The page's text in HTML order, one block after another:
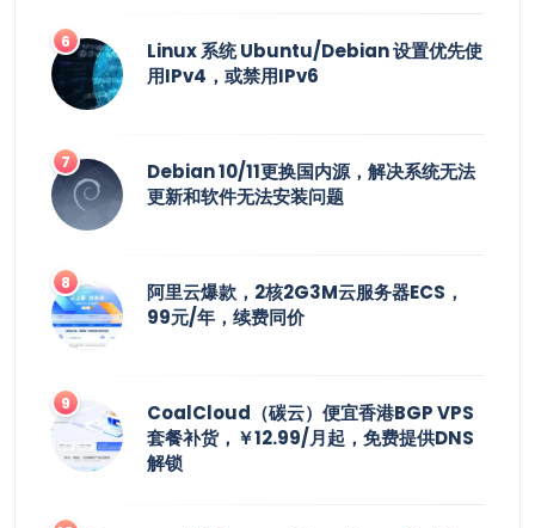
Linux 系统 Ubuntu/Debian 设置优先使
用IPv4，或禁用IPv6
Debian 10/11更换国内源，解决系统无法
更新和软件无法安装问题
阿里云爆款，2核2G3M云服务器ECS，
99元/年，续费同价
CoalCloud（碳云）便宜香港BGP VPS
套餐补货，￥12.99/月起，免费提供DNS
解锁